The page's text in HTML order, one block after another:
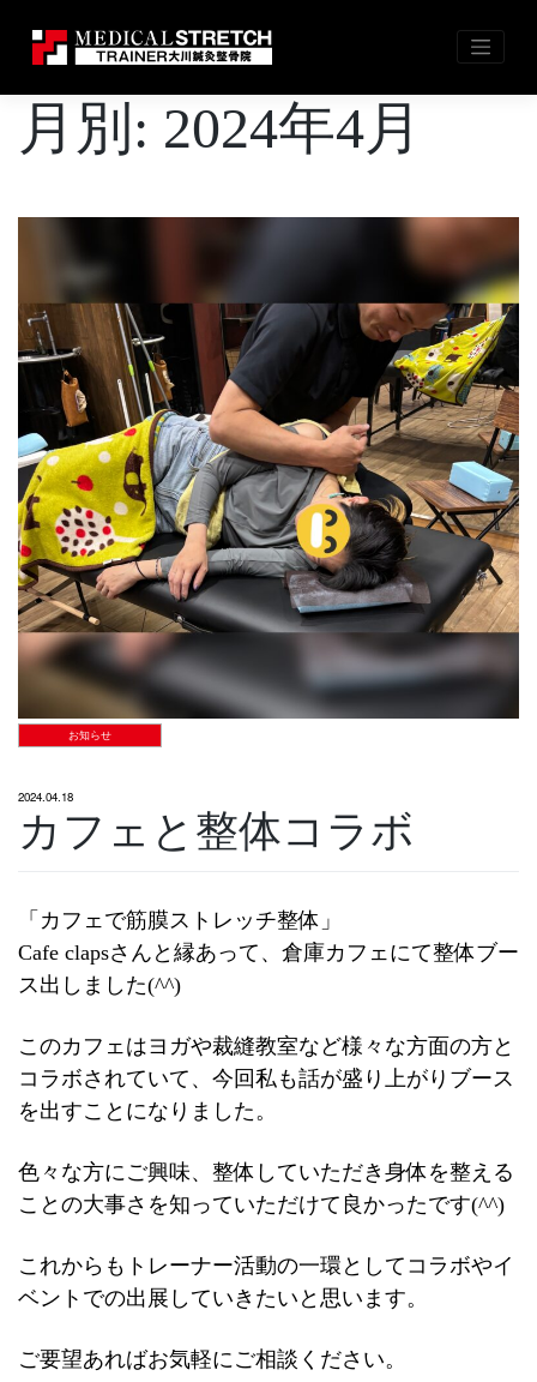
content月別: 2024年4月
お知らせ
2024.04.18
カフェと整体コラボ
「カフェで筋膜ストレッチ整体」
Cafe clapsさんと縁あって、倉庫カフェにて整体ブー
ス出しました(^^)
このカフェはヨガや裁縫教室など様々な方面の方と
コラボされていて、今回私も話が盛り上がりブース
を出すことになりました。
色々な方にご興味、整体していただき身体を整える
ことの大事さを知っていただけて良かったです(^^)
これからもトレーナー活動の一環としてコラボやイ
ベントでの出展していきたいと思います。
ご要望あればお気軽にご相談ください。